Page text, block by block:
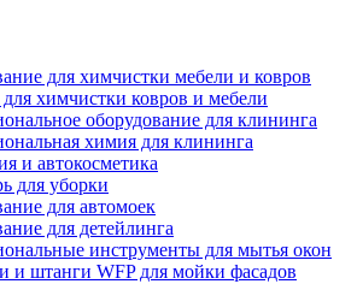
для химчистки мебели и ковров
для химчистки ковров и мебели
оборудование для клининга
химия для клининга
и автокосметика
для уборки
для автомоек
для детейлинга
инструменты для мытья окон
и штанги WFP для мойки фасадов